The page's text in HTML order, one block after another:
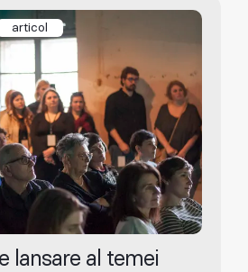
articol
lansare al temei